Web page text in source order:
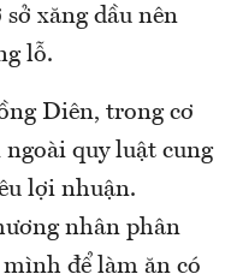
xăng dầu nên
lỗ.
Diên, trong cơ
quy luật cung
lợi nhuận.
nhân phân
để làm ăn có